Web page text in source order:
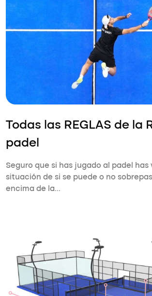
Todas las REGLAS de la
padel
Seguro que si has jugado al padel
situación de si se puede o no
encima de la…